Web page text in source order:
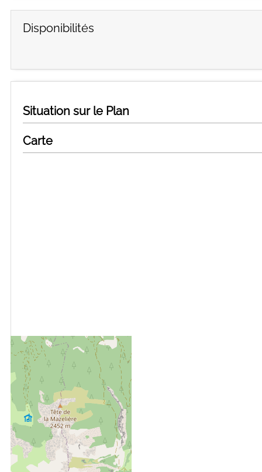
Disponibilités
Situation sur le Plan
Carte